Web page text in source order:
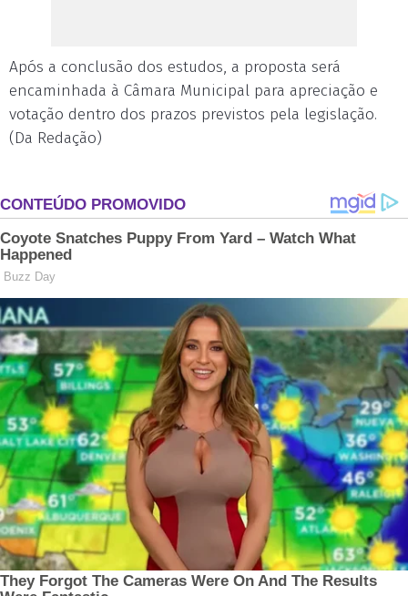
Após a conclusão dos estudos, a proposta será
encaminhada à Câmara Municipal para apreciação e
votação dentro dos prazos previstos pela legislação.
(Da Redação)